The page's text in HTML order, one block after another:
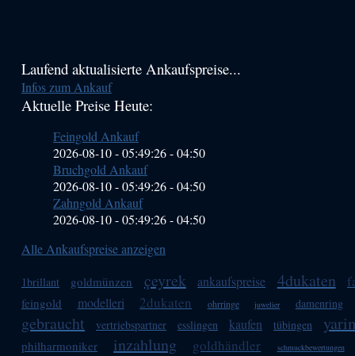
Haupt-
Sidebar
Laufend aktualisierte Ankaufspreise...
Infos zum Ankauf
Aktuelle Preise Heute:
Feingold Ankauf
2026-08-10 - 05:49:26-04:50
Bruchgold Ankauf
2026-08-10 - 05:49:26-04:50
Zahngold Ankauf
2026-08-10 - 05:49:26-04:50
Alle Ankaufspreise anzeigen
1brillant goldmünzen çeyrek ankaufspreise 4dukaten
feingold modelleri 2dukaten ohrringe juwelier damenring
gebraucht vertriebspartner esslingen kaufen tübingen
philharmoniker inzahlung goldhändler schmuckbewertungen